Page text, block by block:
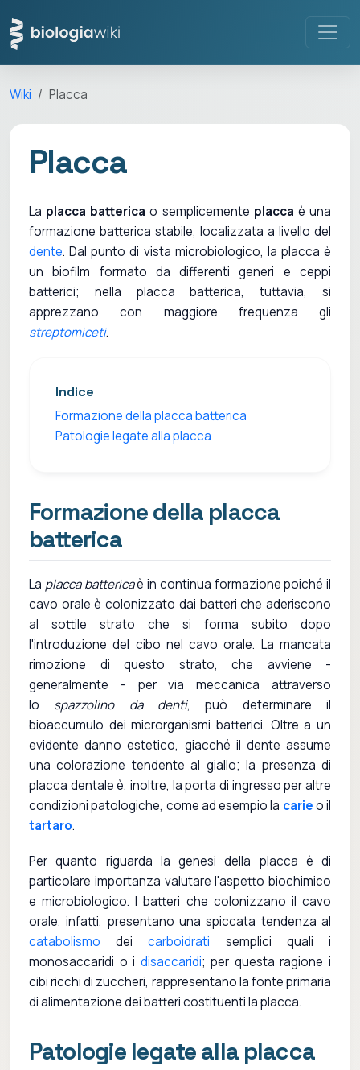
Wiki Placca
Placca
La placca batterica o semplicemente placca è una
formazione batterica stabile, localizzata a livello del
dente. Dal punto di vista microbiologico, la placca è
un biofilm formato da differenti generi e ceppi
batterici; nella placca batterica, tuttavia, si
apprezzano con maggiore frequenza gli
streptomiceti.
Indice
Formazione della placca batterica
Patologie legate alla placca
Formazione della placca
batterica
La placca battericaè in continua formazione poiché il
cavo orale è colonizzato dai batteri che aderiscono
al sottile strato che si forma subito dopo
l'introduzione del cibo nel cavo orale. La mancata
rimozione di questo strato, che avviene -
generalmente - per via meccanica attraverso
lo spazzolino da denti, può determinare il
bioaccumulo dei microrganismi batterici. Oltre a un
evidente danno estetico, giacché il dente assume
una colorazione tendente al giallo; la presenza di
placca dentale è, inoltre, la porta di ingresso per altre
condizioni patologiche, come ad esempio la carieo il
tartaro.
Per quanto riguarda la genesi della placca è di
particolare importanza valutare l'aspetto biochimico
e microbiologico. I batteri che colonizzano il cavo
orale, infatti, presentano una spiccata tendenza al
catabolismo deicarboidrati semplici quali i
monosaccaridi o i disaccaridi; per questa ragione i
cibi ricchi di zuccheri, rappresentano la fonte primaria
di alimentazione dei batteri costituenti la placca.
Patologie legate alla placca